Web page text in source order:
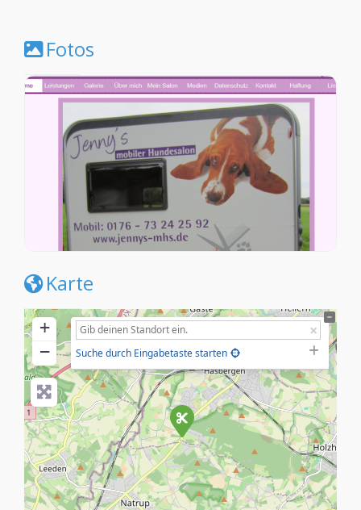
Fotos
Karte
+
−
Suche durch Eingabetaste starten